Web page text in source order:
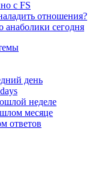
с FS
отношения?
анаболики сегодня
день
неделе
месяце
ответов